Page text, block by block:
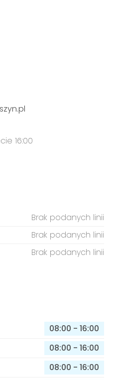
16:00
Brak podanych linii
Brak podanych linii
Brak podanych linii
08:00 - 16:00
08:00 - 16:00
08:00 - 16:00